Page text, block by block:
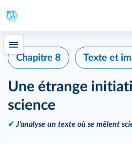
Chapitre 8 Texte et
Une étrange
science
✔ J'analyse un texte où se mêlent